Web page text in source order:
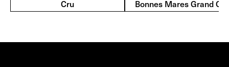
Cru Bonnes Mares Grand Cru